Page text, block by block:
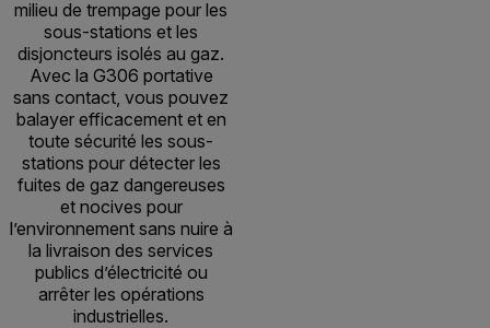
milieu de trempage pour les
sous-stations et les
disjoncteurs isolés au gaz.
Avec la G306 portative
sans contact, vous pouvez
balayer efficacement et en
toute sécurité les sous-
stations pour détecter les
fuites de gaz dangereuses
et nocives pour
l’environnement sans nuire à
la livraison des services
publics d’électricité ou
arrêter les opérations
industrielles.